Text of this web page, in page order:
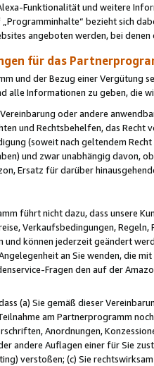
Funktionalität und weitere
bezieht sich
angeboten werden, bei
für das
und der Bezug einer Vergütung
alle Informationen zu geben, die
oder andere
und Rechtsbehelfen, das
(soweit nach geltendem
und zwar unabhängig davon,
Ersatz für darüber
führt nicht dazu, dass unsere
Verkaufsbedingungen,
können jederzeit geändert
an Sie wenden, die
Fragen den auf der
(a) Sie gemäß dieser
am Partnerprogramm
Anordnungen,
andere Auflagen einer für Sie
verstoßen; (c) Sie